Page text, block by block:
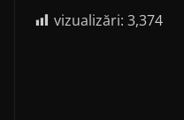
vizualizări: 3,374